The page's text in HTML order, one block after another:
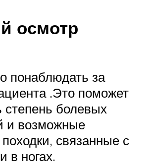
осмотр
понаблюдать за
.Это поможет
степень болевых
и возможные
связанные с
в ногах.